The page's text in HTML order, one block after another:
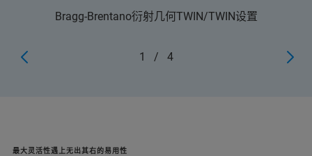
Bragg-Brentano衍射几何TWIN/TWIN设置
1 / 4
最大灵活性遇上无出其右的易用性